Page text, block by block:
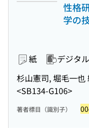
性格
学の
紙 デジタル
杉山憲司, 堀毛一也
<SB134-G106>
著者標目（識別子）